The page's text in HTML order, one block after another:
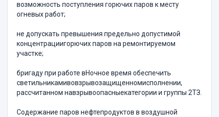
возможность поступления горючих паров к месту
огневых работ;
не допускать превышения предельно допустимой
концентрациигорючих паров на ремонтируемом
участке;
бригаду при работе вНочное время обеспечить
светильникамивовзрывозащищенномисполнении,
рассчитанном навзрывоопасныекатегории и группы 2ТЗ.
Содержание паров нефтепродуктов в воздушной